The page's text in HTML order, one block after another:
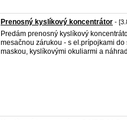
Prenosný kyslíkový koncentrátor -
Predám prenosný kyslíkový
mesačnou zárukou - s el.prípojkami
maskou, kyslíkovými okuliarmi a